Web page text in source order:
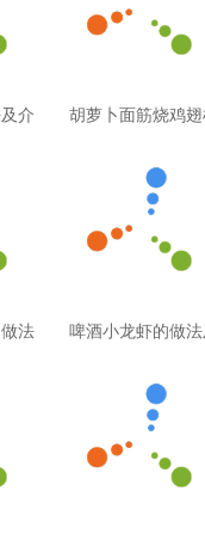
介 胡萝卜面筋烧鸡
法 啤酒小龙虾的做